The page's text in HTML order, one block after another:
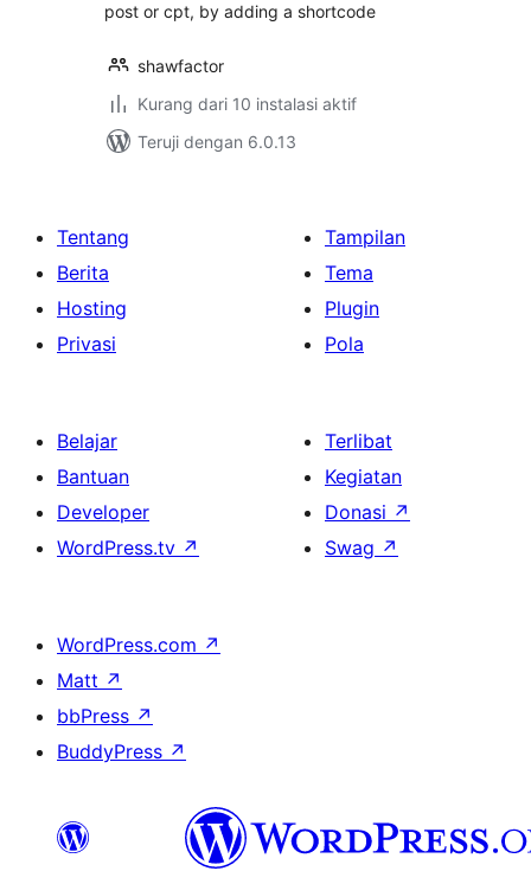
post or cpt, by adding a shortcode
shawfactor
Kurang dari 10 instalasi aktif
Teruji dengan 6.0.13
Tentang
Berita
Hosting
Privasi
Tampilan
Tema
Plugin
Pola
Belajar
Bantuan
Developer
WordPress.tv ↗
Terlibat
Kegiatan
Donasi ↗
Swag ↗
WordPress.com ↗
Matt ↗
bbPress ↗
BuddyPress ↗